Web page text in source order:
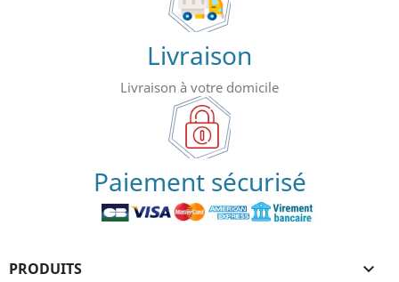
Livraison
Livraison à votre domicile
Paiement sécurisé
PRODUITS 